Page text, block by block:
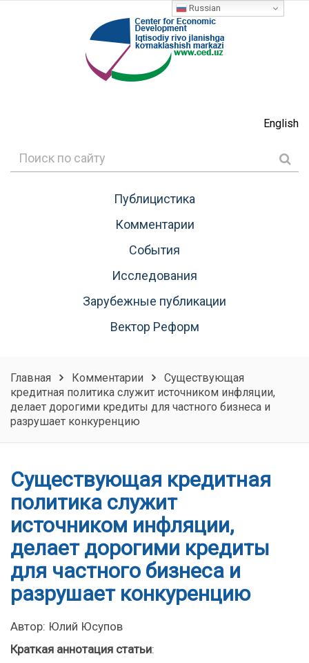
English
Публицистика
Комментарии
События
Исследования
Зарубежные публикации
Вектор Реформ
Главная Комментарии
Существующая
кредитная политика служит источником инфляции,
делает дорогими кредиты для частного бизнеса и
разрушает конкуренцию
Существующая кредитная
политика служит
источником инфляции,
делает дорогими кредиты
для частного бизнеса и
разрушает конкуренцию
Автор: Юлий Юсупов
Краткая аннотация статьи:
Russian